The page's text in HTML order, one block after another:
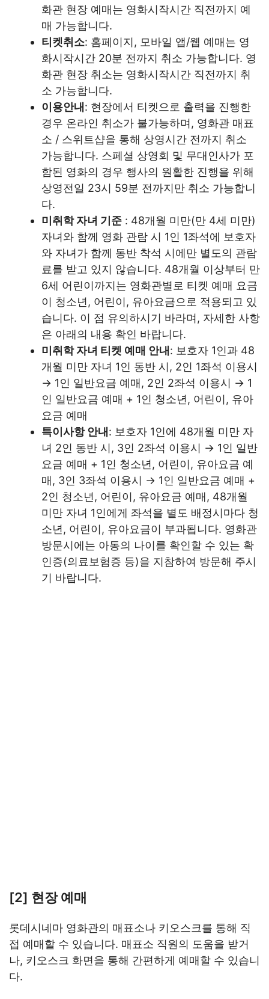
화관 현장 예매는 영화시작시간 직전까지 예
매 가능합니다.
티켓취소: 홈페이지, 모바일 앱/웹 예매는 영
화시작시간 20분 전까지 취소 가능합니다. 영
화관 현장 취소는 영화시작시간 직전까지 취
소 가능합니다.
이용안내 : 현장에서 티켓으로 출력을 진행한
경우 온라인 취소가 불가능하며, 영화관 매표
소 / 스위트샵을 통해 상영시간 전까지 취소
가능합니다. 스페셜 상영회 및 무대인사가 포
함된 영화의 경우 행사의 원활한 진행을 위해
상영전일 23시 59분 전까지만 취소 가능합니
다.
미취학 자녀 기준 : 48개월 미만(만 4세 미만)
자녀와 함께 영화 관람 시 1인 1좌석에 보호자
와 자녀가 함께 동반 착석 시에만 별도의 관람
료를 받고 있지 않습니다. 48개월 이상부터 만
6세 어린이까지는 영화관별로 티켓 예매 요금
이 청소년, 어린이, 유아요금으로 적용되고 있
습니다. 이 점 유의하시기 바라며, 자세한 사항
은 아래의 내용 확인 바랍니다.
미취학 자녀 티켓 예매 안내 : 보호자 1인과 48
개월 미만 자녀 1인 동반 시, 2인 1좌석 이용시
→ 1인 일반요금 예매, 2인 2좌석 이용시 → 1
인 일반요금 예매 + 1인 청소년, 어린이, 유아
요금 예매
특이사항 안내 : 보호자 1인에 48개월 미만 자
녀 2인 동반 시, 3인 2좌석 이용시 → 1인 일반
요금 예매 + 1인 청소년, 어린이, 유아요금 예
매, 3인 3좌석 이용시 → 1인 일반요금 예매 +
2인 청소년, 어린이, 유아요금 예매, 48개월
미만 자녀 1인에게 좌석을 별도 배정시마다 청
소년, 어린이, 유아요금이 부과됩니다. 영화관
방문시에는 아동의 나이를 확인할 수 있는 확
인증(의료보험증 등)을 지참하여 방문해 주시
기 바랍니다.
[2] 현장 예매
롯데시네마 영화관의 매표소나 키오스크를 통해 직
접 예매할 수 있습니다. 매표소 직원의 도움을 받거
나, 키오스크 화면을 통해 간편하게 예매할 수 있습니
다.